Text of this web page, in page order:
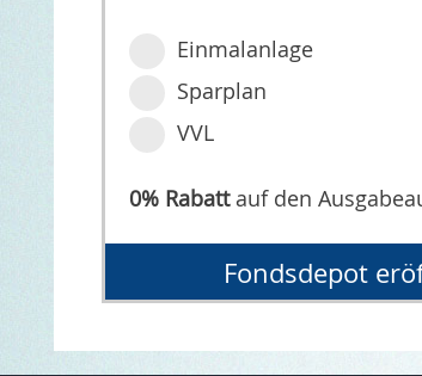
Einmalanlage
Sparplan
VVL
0% Rabattauf den
Fondsdepot